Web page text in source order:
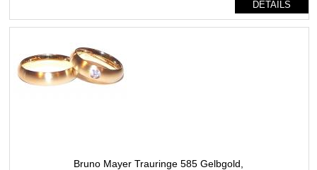
DETAILS
Bruno Mayer Trauringe 585 Gelbgold,